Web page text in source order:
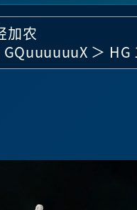
加农
GQuuuuuuX HG